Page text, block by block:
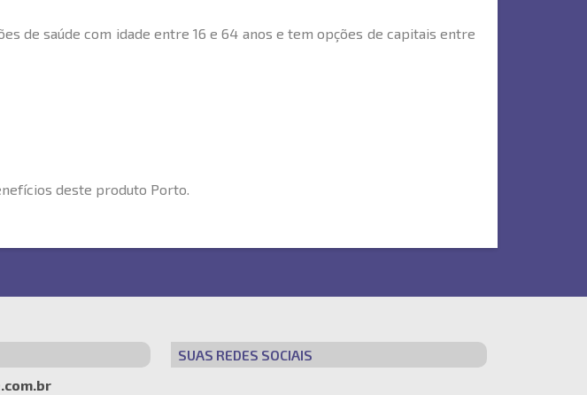
de saúde com idade entre 16 e 64 anos e tem opções de capitais entre
deste produto Porto.
SUAS REDES SOCIAIS